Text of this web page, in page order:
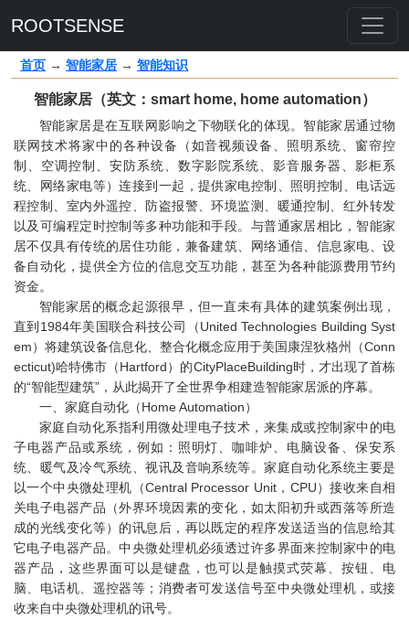
ROOTSENSE
首页 → 智能家居 → 智能知识
智能家居（英文：smart home, home automation）
智能家居是在互联网影响之下物联化的体现。智能家居通过物
联网技术将家中的各种设备（如音视频设备、照明系统、窗帘控
制、空调控制、安防系统、数字影院系统、影音服务器、影柜系
统、网络家电等）连接到一起，提供家电控制、照明控制、电话远
程控制、室内外遥控、防盗报警、环境监测、暖通控制、红外转发
以及可编程定时控制等多种功能和手段。与普通家居相比，智能家
居不仅具有传统的居住功能，兼备建筑、网络通信、信息家电、设
备自动化，提供全方位的信息交互功能，甚至为各种能源费用节约
资金。
智能家居的概念起源很早，但一直未有具体的建筑案例出现，
直到1984年美国联合科技公司（United Technologies Building Syst
em）将建筑设备信息化、整合化概念应用于美国康涅狄格州（Conn
ecticut)哈特佛市（Hartford）的CityPlaceBuilding时，才出现了首栋
的“智能型建筑”，从此揭开了全世界争相建造智能家居派的序幕。
一、家庭自动化 （Home Automation）
家庭自动化系指利用微处理电子技术，来集成或控制家中的电
子电器产品或系统，例如：照明灯、咖啡炉、电脑设备、保安系
统、暖气及冷气系统、视讯及音响系统等。家庭自动化系统主要是
以一个中央微处理机（Central Processor Unit，CPU）接收来自相
关电子电器产品（外界环境因素的变化，如太阳初升或西落等所造
成的光线变化等）的讯息后，再以既定的程序发送适当的信息给其
它电子电器产品。中央微处理机必须透过许多界面来控制家中的电
器产品，这些界面可以是键盘，也可以是触摸式荧幕、按钮、电
脑、电话机、遥控器等；消费者可发送信号至中央微处理机，或接
收来自中央微处理机的讯号。